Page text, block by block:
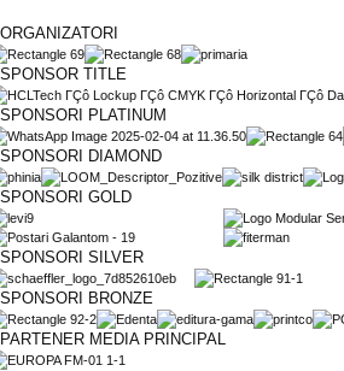
ORGANIZATORI
SPONSOR TITLE
SPONSORI PLATINUM
SPONSORI DIAMOND
SPONSORI GOLD
SPONSORI SILVER
SPONSORI BRONZE
PARTENER MEDIA PRINCIPAL